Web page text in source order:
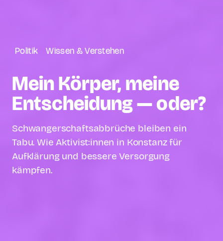
Politik Wissen & Verstehen
Mein Körper, meine
Entscheidung — oder?
Schwangerschaftsabbrüche bleiben ein
Tabu. Wie Aktivist:innen in Konstanz für
Aufklärung und bessere Versorgung
kämpfen.